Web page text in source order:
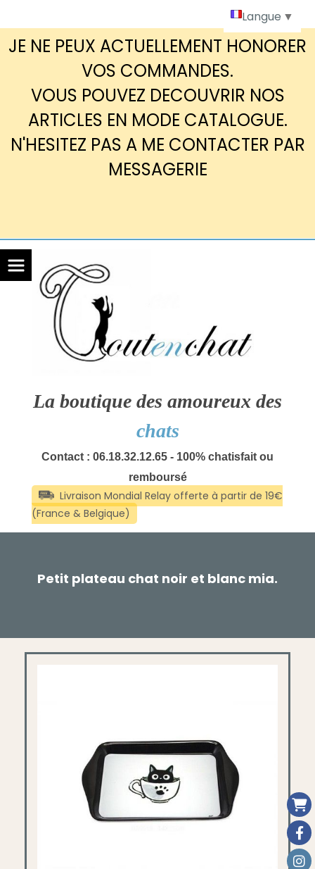
JE NE PEUX ACTUELLEMENT HONORER
VOS COMMANDES.
VOUS POUVEZ DECOUVRIR NOS
ARTICLES EN MODE CATALOGUE.
N'HESITEZ PAS A ME CONTACTER PAR
MESSAGERIE
La boutique des amoureux des
chats
Contact : 06.18.32.12.65 - 100% chatisfait ou
remboursé
Petit plateau chat noir et blanc mia.
Langue ▼